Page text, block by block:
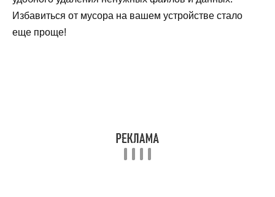
Избавиться от мусора на вашем устройстве стало
еще проще!